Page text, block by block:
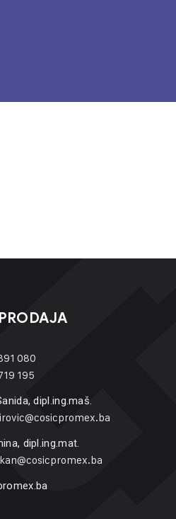
080
195
dipl.ing.maš.
dipl.ing.mat.